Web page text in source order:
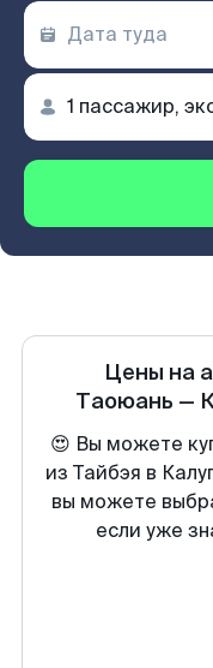
Цены на
Таоюань —
😍 Вы можете
из Тайбэя в
вы можете
если уже